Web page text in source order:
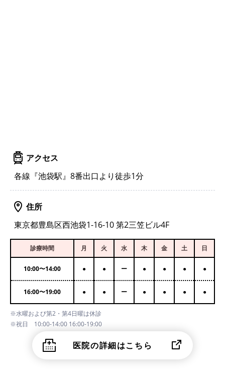
アクセス
各線『池袋駅』8番出口より徒歩1分
住所
東京都豊島区西池袋1-16-10 第2三笠ビル4F
診療時間 月 火 水 木 金 土 日
10:00〜14:00 ● ● ー ● ● ● ●
16:00〜19:00 ● ● ー ● ● ● ●
※水曜および第2・第4日曜は休診
※祝日 10:00-14:00 16:00-19:00
医院の詳細はこちら